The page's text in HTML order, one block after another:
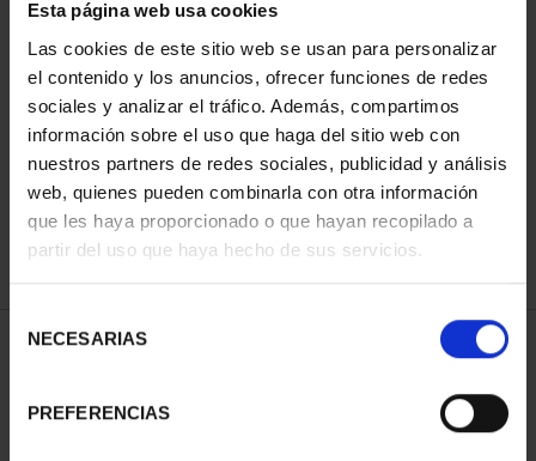
Esta página web usa cookies
Las cookies de este sitio web se usan para personalizar
el contenido y los anuncios, ofrecer funciones de redes
sociales y analizar el tráfico. Además, compartimos
información sobre el uso que haga del sitio web con
nuestros partners de redes sociales, publicidad y análisis
web, quienes pueden combinarla con otra información
que les haya proporcionado o que hayan recopilado a
partir del uso que haya hecho de sus servicios.
NECESARIAS
PREFERENCIAS
ORDENAR POR:
REFINAR
2 Productos encontrados